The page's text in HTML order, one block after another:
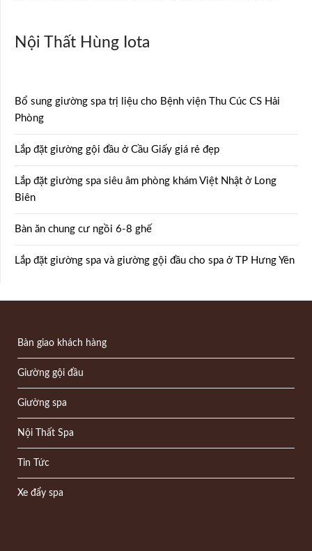
Nội Thất Hùng Iota
Bổ sung giường spa trị liệu cho Bệnh viện Thu Cúc CS Hải
Phòng
Lắp đặt giường gội đầu ở Cầu Giấy giá rẻ đẹp
Lắp đặt giường spa siêu âm phòng khám Việt Nhật ở Long
Biên
Bàn ăn chung cư ngồi 6-8 ghế
Lắp đặt giường spa và giường gội đầu cho spa ở TP Hưng Yên
Bàn giao khách hàng
Giường gội đầu
Giường spa
Nội Thất Spa
Tin Tức
Xe đẩy spa